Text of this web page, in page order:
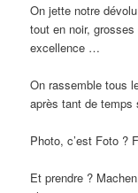
On jette notre
tout en noir,
excellence …
On rassemble tous
après tant de temps
Photo, c’est Foto ?
Et prendre ?